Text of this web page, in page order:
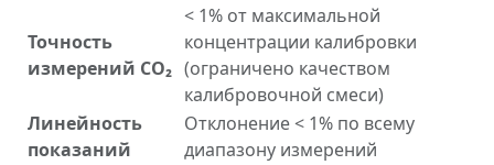
Точность
измерений CO₂
< 1% от максимальной
концентрации калибровки
(ограничено качеством
калибровочной смеси)
Линейность
показаний
Отклонение < 1% по всему
диапазону измерений